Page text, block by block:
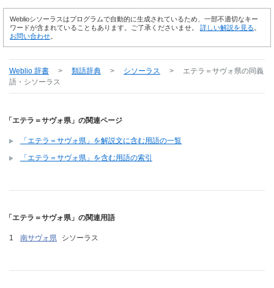
Weblioシソーラスはプログラムで自動的に生成されているため、一部不適切なキー
ワードが含まれていることもあります。ご了承くださいませ。 詳しい解説を見る
お問い合わせ
Weblio 辞書 > 類語辞典 > シソーラス > エテラ＝サヴォ県の同義
語・シソーラス
「エテラ＝サヴォ県」の関連ページ
「エテラ＝サヴォ県」を解説文に含む用語の一覧
「エテラ＝サヴォ県」を含む用語の索引
「エテラ＝サヴォ県」の関連用語
南サヴォ県 シソーラス